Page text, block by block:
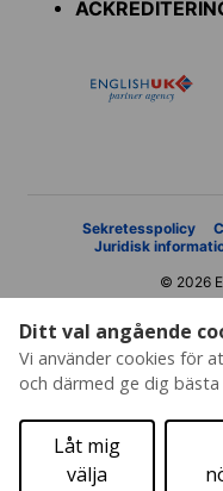
Ditt val angående
Vi använder cookies för
och därmed ge dig
Låt mig
välja
Sekretesspolicy
Juridisk
© 2026